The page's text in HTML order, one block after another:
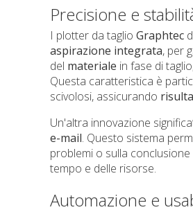
Precisione e
I plotter da taglio Graphtec
aspirazione integrata, per
del materiale in fase di
Questa caratteristica è
scivolosi, assicurando
Un'altra innovazione
e-mail. Questo sistema
problemi o sulla
tempo e delle risorse.
Automazione e